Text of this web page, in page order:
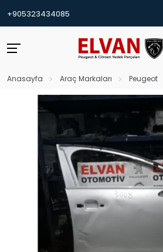
+905323434085
Anasayfa Araç Markaları Peugeot